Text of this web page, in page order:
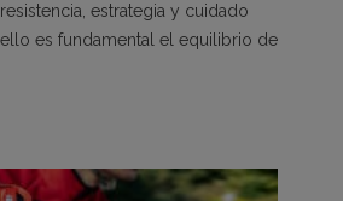
estrategia y cuidado
es fundamental el equilibrio de